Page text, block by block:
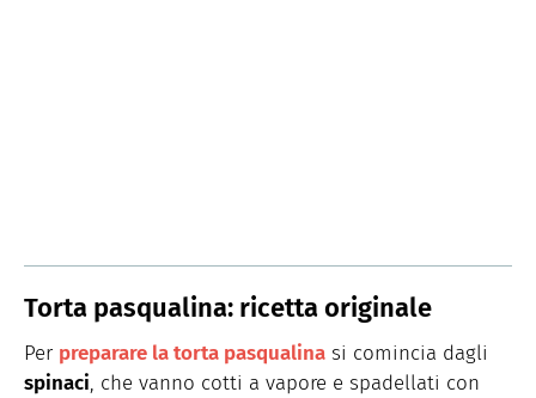
Torta pasqualina: ricetta originale
Per preparare la torta pasqualina si comincia dagli
spinaci, che vanno cotti a vapore e spadellati con